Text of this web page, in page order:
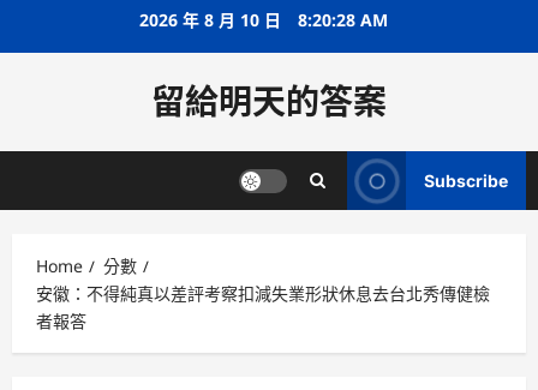
2026 年 8 月 10 日 8:20:28 AM
留給明天的答案
Subscribe
Home
分數
安徽：不得純真以差評考察扣減失業形狀休息去台北秀傳健檢
者報答